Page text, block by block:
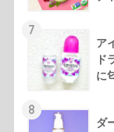
7
ア
ド
に
8
ダ